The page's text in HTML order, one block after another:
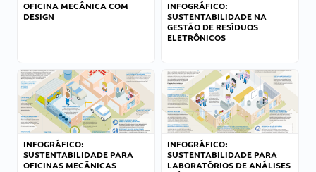
OFICINA MECÂNICA COM
DESIGN
INFOGRÁFICO:
SUSTENTABILIDADE NA
GESTÃO DE RESÍDUOS
ELETRÔNICOS
INFOGRÁFICO:
SUSTENTABILIDADE PARA
OFICINAS MECÂNICAS
INFOGRÁFICO:
SUSTENTABILIDADE PARA
LABORATÓRIOS DE ANÁLISES